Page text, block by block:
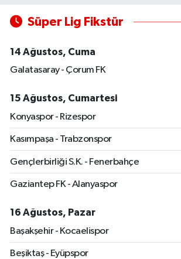
Süper Lig Fikstür
14 Ağustos, Cuma
Galatasaray - Çorum FK
15 Ağustos, Cumartesi
Konyaspor - Rizespor
Kasımpaşa - Trabzonspor
Gençlerbirliği S.K. - Fenerbahçe
Gaziantep FK - Alanyaspor
16 Ağustos, Pazar
Başakşehir - Kocaelispor
Beşiktaş - Eyüpspor